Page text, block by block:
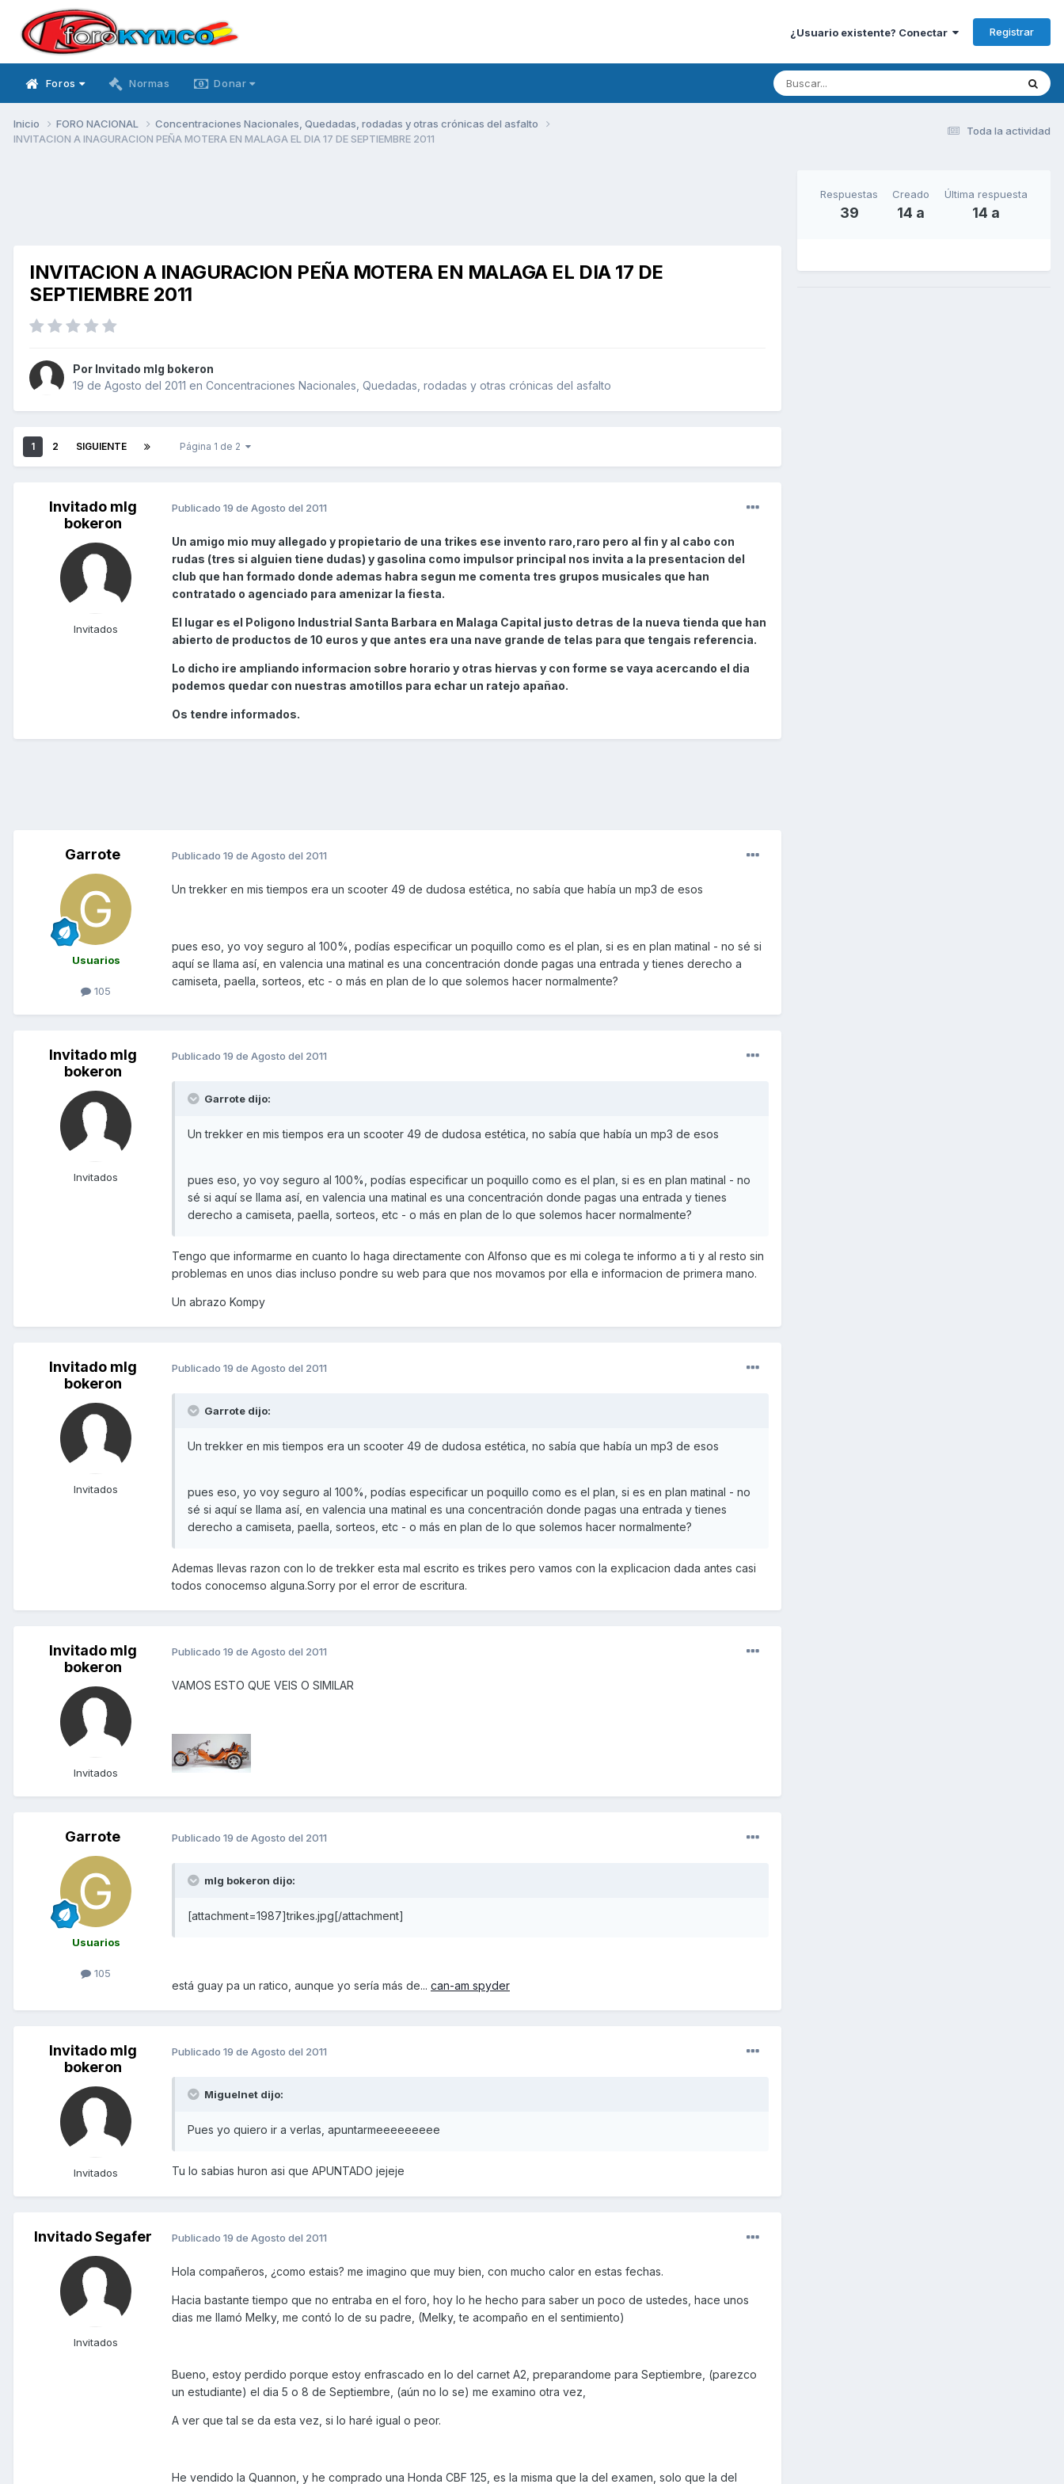
¿Usuario existente? Conectar Registrar
Foros Normas Donar
Toda la actividad
Inicio FORO NACIONAL
Concentraciones Nacionales, Quedadas, rodadas y otras crónicas del asfalto
INVITACION A INAGURACION PEÑA MOTERA EN MALAGA EL DIA 17 DE SEPTIEMBRE 2011
INVITACION A INAGURACION PEÑA MOTERA EN MALAGA EL DIA 17 DE
SEPTIEMBRE 2011
Por Invitado mlg bokeron
19 de Agosto del 2011 en Concentraciones Nacionales, Quedadas, rodadas y otras crónicas del asfalto
1 2 SIGUIENTE Página 1 de 2
Invitado mlg
bokeron
Invitados
Publicado 19 de Agosto del 2011
Un amigo mio muy allegado y propietario de una trikes ese invento raro,raro pero al fin y al cabo con
rudas (tres si alguien tiene dudas) y gasolina como impulsor principal nos invita a la presentacion del
club que han formado donde ademas habra segun me comenta tres grupos musicales que han
contratado o agenciado para amenizar la fiesta.
El lugar es el Poligono Industrial Santa Barbara en Malaga Capital justo detras de la nueva tienda que han
abierto de productos de 10 euros y que antes era una nave grande de telas para que tengais referencia.
Lo dicho ire ampliando informacion sobre horario y otras hiervas y con forme se vaya acercando el dia
podemos quedar con nuestras amotillos para echar un ratejo apañao.
Os tendre informados.
Garrote
Usuarios
105
Publicado 19 de Agosto del 2011
Un trekker en mis tiempos era un scooter 49 de dudosa estética, no sabía que había un mp3 de esos
pues eso, yo voy seguro al 100%, podías especificar un poquillo como es el plan, si es en plan matinal - no sé si
aquí se llama así, en valencia una matinal es una concentración donde pagas una entrada y tienes derecho a
camiseta, paella, sorteos, etc - o más en plan de lo que solemos hacer normalmente?
Invitado mlg
bokeron
Invitados
Publicado 19 de Agosto del 2011
Garrote dijo:
Un trekker en mis tiempos era un scooter 49 de dudosa estética, no sabía que había un mp3 de esos
pues eso, yo voy seguro al 100%, podías especificar un poquillo como es el plan, si es en plan matinal - no
sé si aquí se llama así, en valencia una matinal es una concentración donde pagas una entrada y tienes
derecho a camiseta, paella, sorteos, etc - o más en plan de lo que solemos hacer normalmente?
Tengo que informarme en cuanto lo haga directamente con Alfonso que es mi colega te informo a ti y al resto sin
problemas en unos dias incluso pondre su web para que nos movamos por ella e informacion de primera mano.
Un abrazo Kompy
Invitado mlg
bokeron
Invitados
Publicado 19 de Agosto del 2011
Garrote dijo:
Un trekker en mis tiempos era un scooter 49 de dudosa estética, no sabía que había un mp3 de esos
pues eso, yo voy seguro al 100%, podías especificar un poquillo como es el plan, si es en plan matinal - no
sé si aquí se llama así, en valencia una matinal es una concentración donde pagas una entrada y tienes
derecho a camiseta, paella, sorteos, etc - o más en plan de lo que solemos hacer normalmente?
Ademas llevas razon con lo de trekker esta mal escrito es trikes pero vamos con la explicacion dada antes casi
todos conocemso alguna.Sorry por el error de escritura.
Invitado mlg
bokeron
Invitados
Publicado 19 de Agosto del 2011
VAMOS ESTO QUE VEIS O SIMILAR
Garrote
Usuarios
105
Publicado 19 de Agosto del 2011
mlg bokeron dijo:
[attachment=1987]trikes.jpg[/attachment]
está guay pa un ratico, aunque yo sería más de... can-am spyder
Invitado mlg
bokeron
Invitados
Publicado 19 de Agosto del 2011
Miguelnet dijo:
Pues yo quiero ir a verlas, apuntarmeeeeeeeee
Tu lo sabias huron asi que APUNTADO jejeje
Invitado Segafer
Invitados
Publicado 19 de Agosto del 2011
Hola compañeros, ¿como estais? me imagino que muy bien, con mucho calor en estas fechas.
Hacia bastante tiempo que no entraba en el foro, hoy lo he hecho para saber un poco de ustedes, hace unos
dias me llamó Melky, me contó lo de su padre, (Melky, te acompaño en el sentimiento)
Bueno, estoy perdido porque estoy enfrascado en lo del carnet A2, preparandome para Septiembre, (parezco
un estudiante) el dia 5 o 8 de Septiembre, (aún no lo se) me examino otra vez,
A ver que tal se da esta vez, si lo haré igual o peor.
He vendido la Quannon, y he comprado una Honda CBF 125, es la misma que la del examen, solo que la del
Respuestas
39
Creado
14 a
Última respuesta
14 a